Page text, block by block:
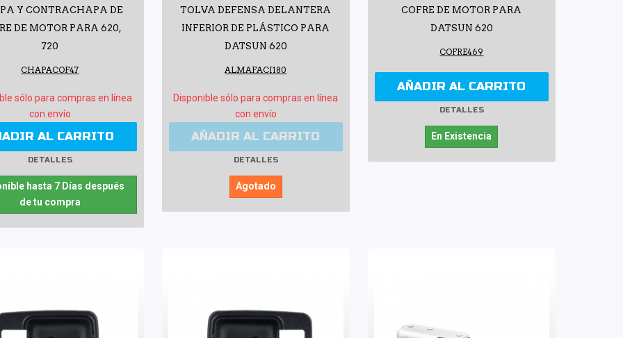
Y CONTRACHAPA DE
DE MOTOR PARA 620,
720
CHAPACOF47
sólo para compras en línea
con envío
AL CARRITO
DETALLES
hasta 7 Días después
de tu compra
TOLVA DEFENSA DELANTERA
INFERIOR DE PLÁSTICO PARA
DATSUN 620
ALMAFACI180
Disponible sólo para compras en línea
con envío
AÑADIR AL CARRITO
DETALLES
Agotado
COFRE DE MOTOR PARA
DATSUN 620
COFRE469
AÑADIR AL CARRITO
DETALLES
En Existencia